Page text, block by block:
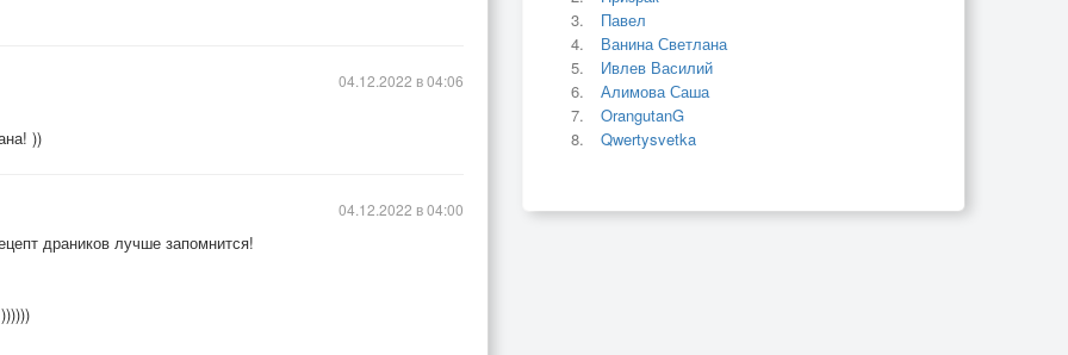
))
04.12.2022 в 04:06
драников лучше запомнится!
04.12.2022 в 04:00
Павел
Ванина Светлана
Ивлев Василий
Алимова Саша
OrangutanG
Qwertysvetka